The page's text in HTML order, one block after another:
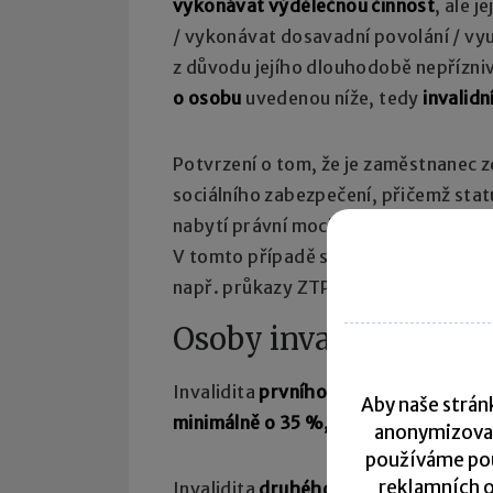
vykonávat výdělečnou činnost, ale
/ vykonávat dosavadní povolání /
z důvodu jejího dlouhodobě
o osobu uvedenou níže, tedy
Potvrzení o tom, že je zaměstnanec
sociálního zabezpečení, přičemž
nabytí právní moci rozhodnutí.
V tomto případě se
nejedná o
např. průkazy ZTP apod.
Osoby invalidní v
Invalidita prvního stupně se týká
minimálně o 35 %, maximálně však o
Aby naše
používáme
reklamních